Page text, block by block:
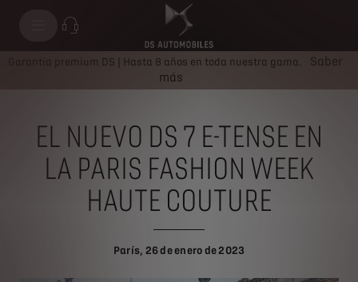
Garantía premium DS | Hasta 8 años en toda nuestra gama.
Saber
más
EL NUEVO DS 7 E-TENSE EN
LA PARIS FASHION WEEK
HAUTE COUTURE
París, 26 de enero de 2023